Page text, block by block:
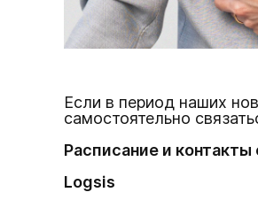
Если в период наших
самостоятельно
Расписание и
Logsis